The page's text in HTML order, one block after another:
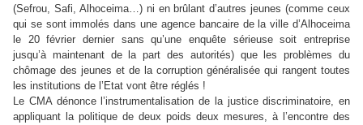
(Sefrou, Safi, Alhoceima…) ni en brûlant d’autres jeunes (comme ceux
qui se sont immolés dans une agence bancaire de la ville d’Alhoceima
le 20 février dernier sans qu’une enquête sérieuse soit entreprise
jusqu’à maintenant de la part des autorités) que les problèmes du
chômage des jeunes et de la corruption généralisée qui rangent toutes
les institutions de l’Etat vont être réglés !
Le CMA dénonce l’instrumentalisation de la justice discriminatoire, en
appliquant la politique de deux poids deux mesures, à l’encontre des